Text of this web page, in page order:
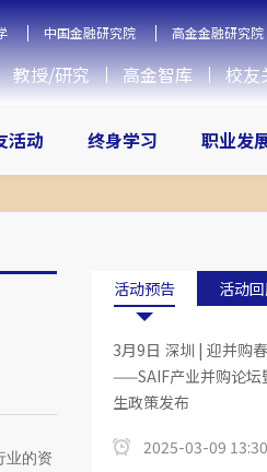
中国金融研究院 高金金融研究院
教授/研究 高金智库 校友
活动 终身学习 职业发
业的资
活动预告 活动
3月9日 深圳 | 迎并购
——SAIF产业并购论坛
生政策发布
2025-03-09